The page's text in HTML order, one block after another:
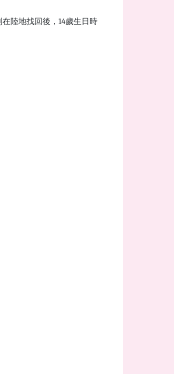
陸地找回後，14歲生日時